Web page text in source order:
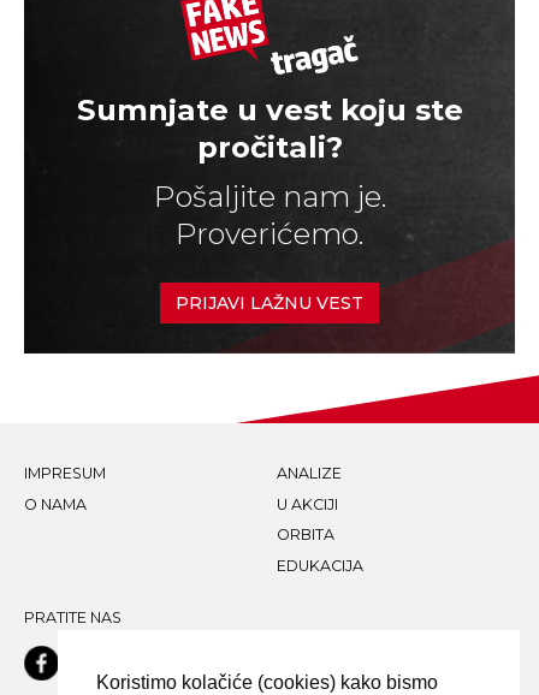
Sumnjate u vest koju ste
pročitali?
Pošaljite nam je.
Proverićemo.
PRIJAVI LAŽNU VEST
IMPRESUM
O NAMA
ANALIZE
U AKCIJI
ORBITA
EDUKACIJA
PRATITE NAS
Koristimo kolačiće (cookies) kako bismo